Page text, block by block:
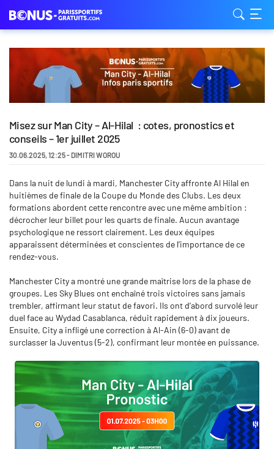
Misez sur Man City – Al-Hilal : cotes, pronostics et
conseils – 1er juillet 2025
30.06.2025,12:25- DIMITRI WOROU
Dans la nuit de lundi à mardi, Manchester City affronte Al Hilal en
huitièmes de finale de la Coupe du Monde des Clubs. Les deux
formations abordent cette rencontre avec une même ambition :
décrocher leur billet pour les quarts de finale. Aucun avantage
psychologique ne ressort clairement. Les deux équipes
apparaissent déterminées et conscientes de l’importance de ce
rendez-vous.
Manchester City a montré une grande maîtrise lors de la phase de
groupes. Les Sky Blues ont enchaîné trois victoires sans jamais
trembler, affirmant leur statut de favori. Ils ont d’abord survolé leur
duel face au Wydad Casablanca, réduit rapidement à dix joueurs.
Ensuite, City a infligé une correction à Al-Ain (6-0) avant de
surclasser la Juventus (5-2), confirmant leur montée en puissance.